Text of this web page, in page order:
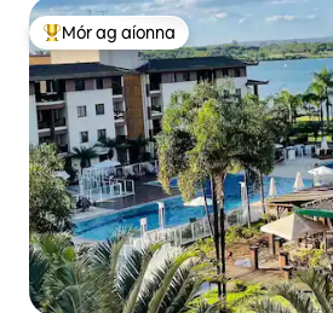
An-mhór ag aíonna
Mór ag aíonna